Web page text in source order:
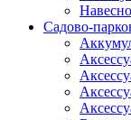
Садово-